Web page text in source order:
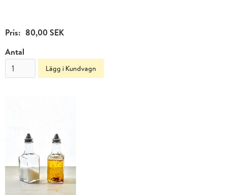
Pris: 80,00 SEK
Antal